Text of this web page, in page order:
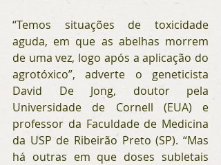
“Temos situações de toxicidade
aguda, em que as abelhas morrem
de uma vez, logo após a aplicação do
agrotóxico”, adverte o geneticista
David De Jong, doutor pela
Universidade de Cornell (EUA) e
professor da Faculdade de Medicina
da USP de Ribeirão Preto (SP). “Mas
há outras em que doses subletais